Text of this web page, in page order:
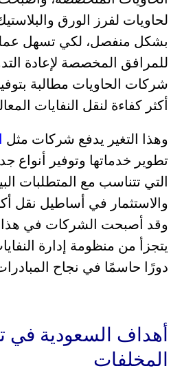
لحاويات لفرز الورق
بشكل منفصل، لكي تسهل
للمرافق المخصصة لإعادة
شركات الحاويات مطالبة
أكثر كفاءة لنقل النفايات
وهذا التغير يدفع شركات مثل
تطوير خدماتها وتوفير أنواع
التي تتناسب مع المتطلبات
والاستثمار في أساطيل نقل
وقد أصبحت الشركات في هذا
يتجزأ من منظومة إدارة
دورًا حاسمًا في نجاح
أهداف السعودية في
المخلفات